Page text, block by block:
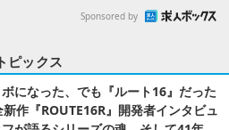
Sponsored by
トピックス
になった、でも『ルート16』だった
作『ROUTE16R』開発者インタビュ